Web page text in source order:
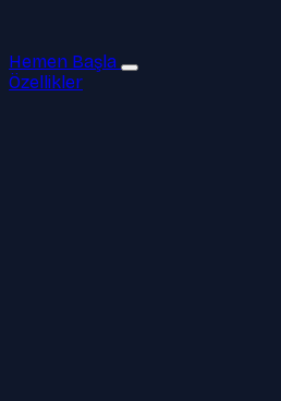
Hemen Başla
Özellikler